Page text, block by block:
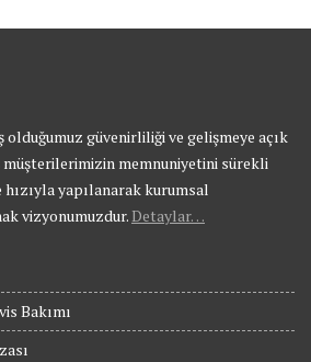
güvenirliliği ve gelişmeye açık
müşterilerimizin memnuniyetini sürekli
yapılanarak kurumsal
vizyonumuzdur.Detaylar…
Bakımı